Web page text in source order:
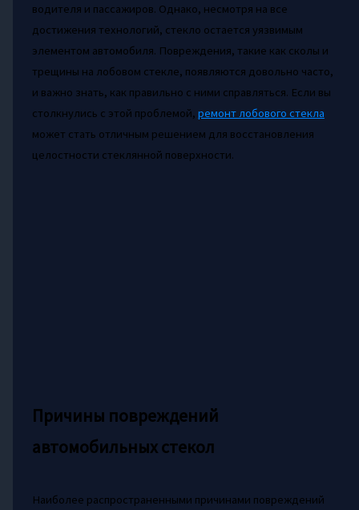
водителя и пассажиров. Однако, несмотря на все
достижения технологий, стекло остается уязвимым
элементом автомобиля. Повреждения, такие как сколы и
трещины на лобовом стекле, появляются довольно часто,
и важно знать, как правильно с ними справляться. Если вы
столкнулись с этой проблемой, ремонт лобового стекла
может стать отличным решением для восстановления
целостности стеклянной поверхности.
Причины повреждений
автомобильных стекол
Наиболее распространенными причинами повреждений